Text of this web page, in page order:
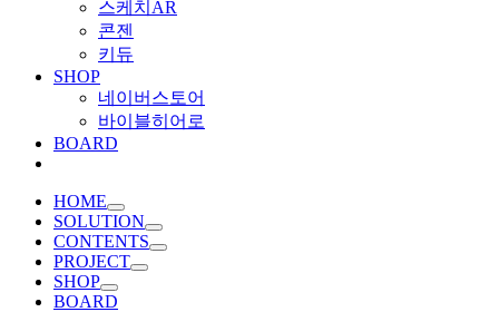
스케치AR
콘젠
키듀
SHOP
네이버스토어
바이블히어로
BOARD
HOME
SOLUTION
CONTENTS
PROJECT
SHOP
BOARD